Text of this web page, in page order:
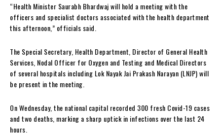
“Health Minister Saurabh Bhardwaj will hold a meeting with the
officers and specialist doctors associated with the health department
this afternoon,” officials said.
The Special Secretary, Health Department, Director of General Health
Services, Nodal Officer for Oxygen and Testing and Medical Directors
of several hospitals including Lok Nayak Jai Prakash Narayan (LNJP) will
be present in the meeting.
On Wednesday, the national capital recorded 300 fresh Covid-19 cases
and two deaths, marking a sharp uptick in infections over the last 24
hours.